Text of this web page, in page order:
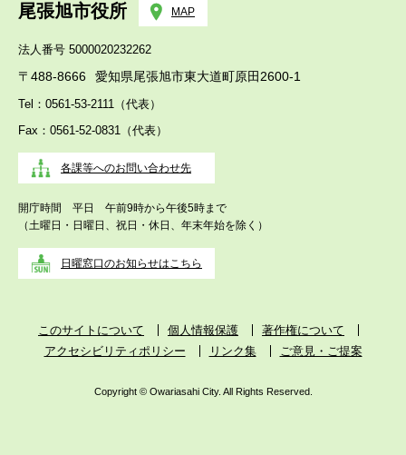
尾張旭市役所 MAP
法人番号 5000020232262
〒488-8666 愛知県尾張旭市東大道町原田2600-1
Tel：0561-53-2111（代表）
Fax：0561-52-0831（代表）
各課等へのお問い合わせ先
開庁時間 平日 午前9時から午後5時まで
（土曜日・日曜日、祝日・休日、年末年始を除く）
日曜窓口のお知らせはこちら
このサイトについて 個人情報保護
著作権について
アクセシビリティポリシー
リンク集 ご意見・ご提案
Copyright © Owariasahi City. All Rights Reserved.